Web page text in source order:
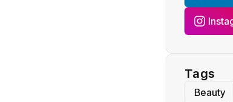
Tags
Beauty